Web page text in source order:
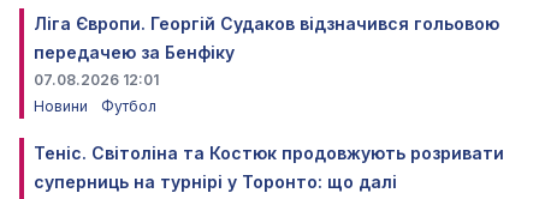
Ліга Європи. Георгій Судаков відзначився гольовою
передачею за Бенфіку
07.08.2026 12:01
Новини
Футбол
Теніс. Світоліна та Костюк продовжують розривати
суперниць на турнірі у Торонто: що далі